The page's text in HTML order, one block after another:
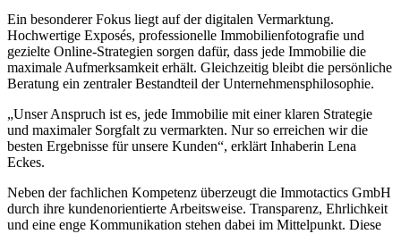
Ein besonderer Fokus liegt auf der digitalen Vermarktung.
Hochwertige Exposés, professionelle Immobilienfotografie und
gezielte Online-Strategien sorgen dafür, dass jede Immobilie die
maximale Aufmerksamkeit erhält. Gleichzeitig bleibt die persönliche
Beratung ein zentraler Bestandteil der Unternehmensphilosophie.
„Unser Anspruch ist es, jede Immobilie mit einer klaren Strategie
und maximaler Sorgfalt zu vermarkten. Nur so erreichen wir die
besten Ergebnisse für unsere Kunden“, erklärt Inhaberin Lena
Eckes.
Neben der fachlichen Kompetenz überzeugt die Immotactics GmbH
durch ihre kundenorientierte Arbeitsweise. Transparenz, Ehrlichkeit
und eine enge Kommunikation stehen dabei im Mittelpunkt. Diese